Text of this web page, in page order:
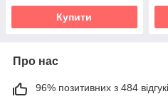
Купити
Про нас
96% позитивних з 484